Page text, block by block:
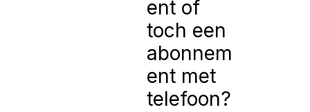
ent of
toch een
abonnem
ent met
telefoon?